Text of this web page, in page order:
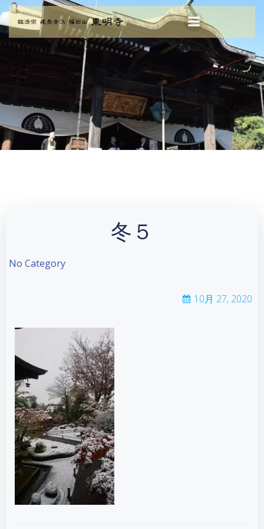
コ
ン
テ
ン
ス
キ
ッ
プ
冬５
No Category
10月 27, 2020